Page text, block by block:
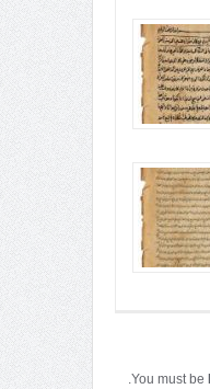
You must be